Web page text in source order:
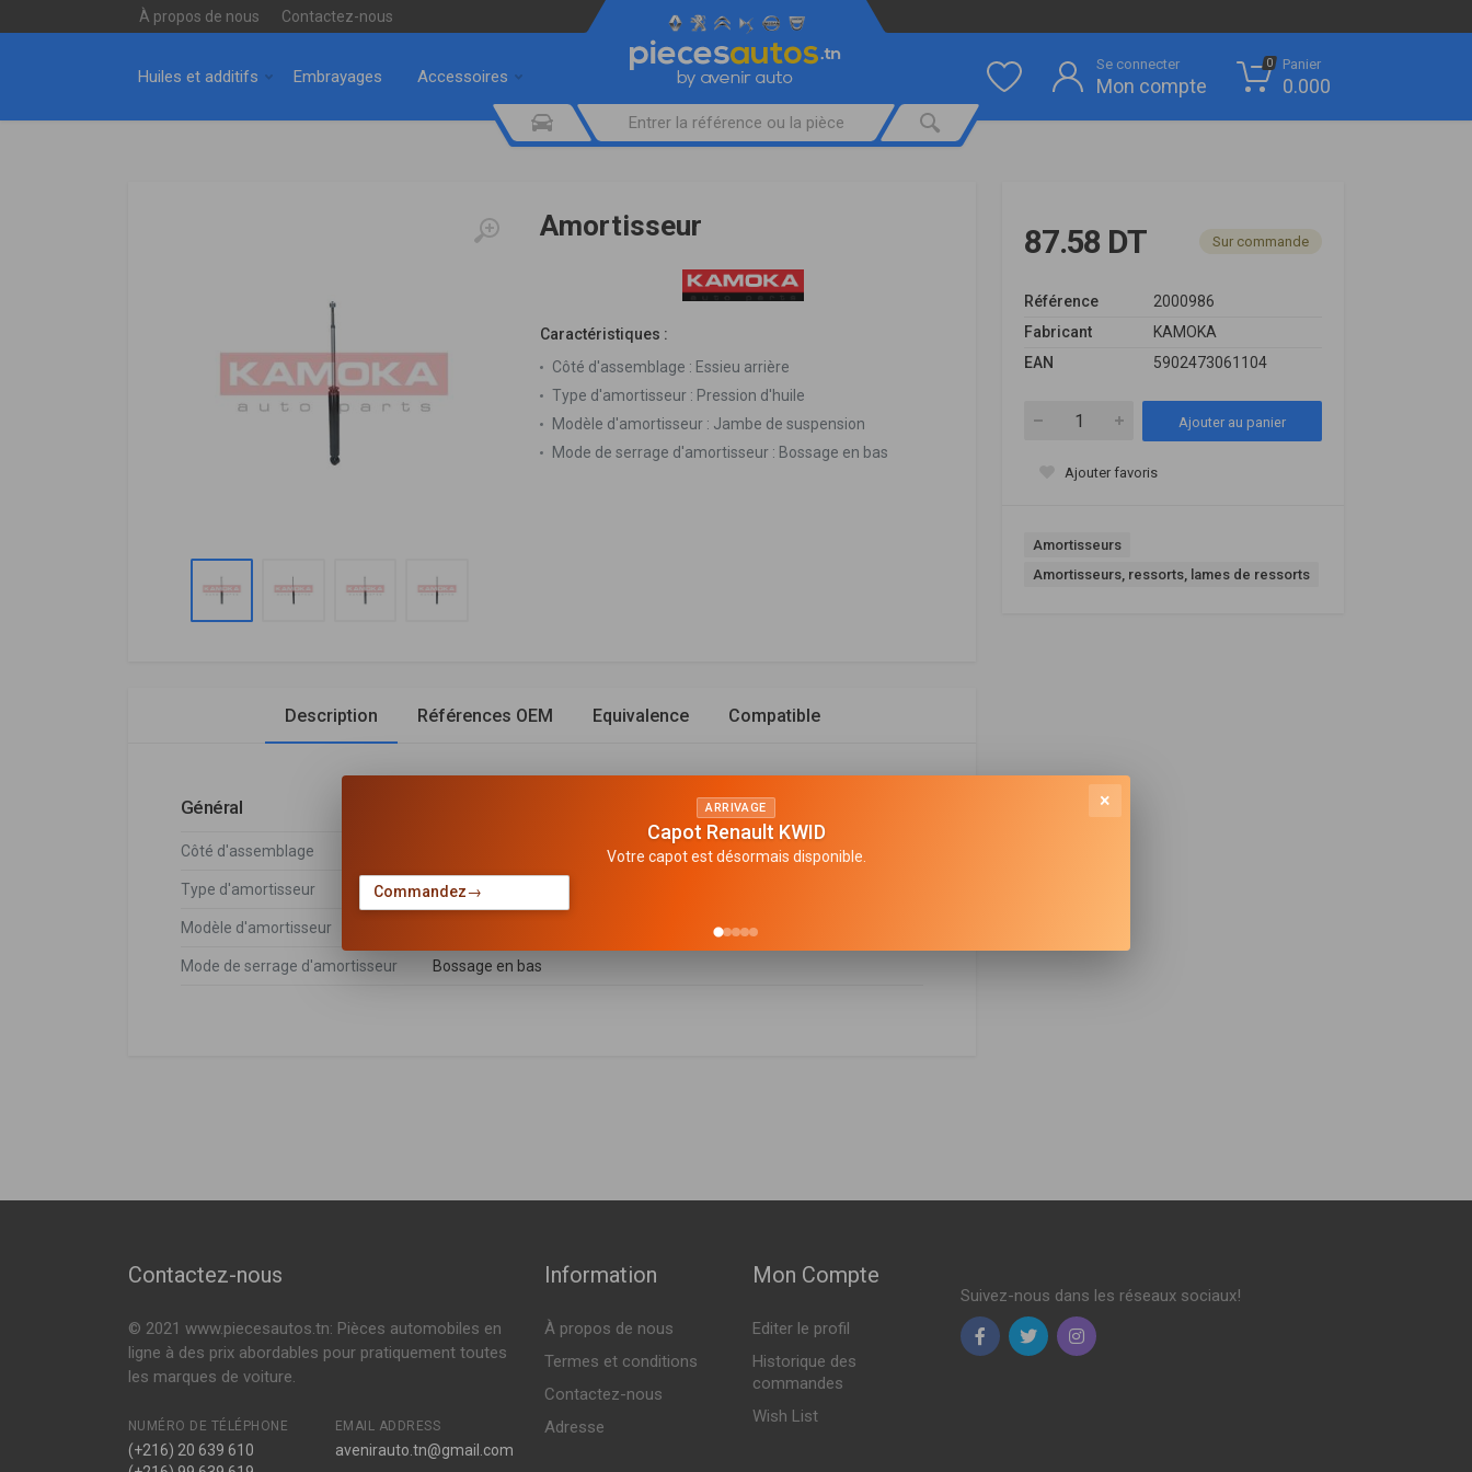
À propos de nous Contactez-nous
Huiles et additifs Embrayages Accessoires
Se connecter
Mon compte
0 Panier
0.000
Amortisseur
Caractéristiques :
Côté d'assemblage : Essieu arrière
Type d'amortisseur : Pression d'huile
Modèle d'amortisseur : Jambe de suspension
Mode de serrage d'amortisseur : Bossage en bas
87.58 DT Sur commande
Référence
2000986
Fabricant
KAMOKA
EAN
5902473061104
Ajouter au panier
Ajouter favoris
Amortisseurs
Amortisseurs, ressorts, lames de ressorts
Description Références OEM Equivalence Compatible
Général
Côté d'assemblage
Type d'amortisseur Pression d'huile
Modèle d'amortisseur
Mode de serrage d'amortisseur Bossage en bas
Amortisseur arriere
155192G
Amortisseur arriere
Amortisseur arriere
Contactez-nous
© 2021 www.piecesautos.tn: Pièces automobiles en
ligne à des prix abordables pour pratiquement toutes
les marques de voiture.
NUMÉRO DE TÉLÉPHONE
(+216) 20 639 610
EMAIL ADDRESS
avenirauto.tn@gmail.com
Information
À propos de nous
Termes et conditions
Contactez-nous
Adresse
Mon Compte
Editer le profil
Historique des
commandes
Wish List
Suivez-nous dans les réseaux sociaux!
×
ARRIVAGE
Capot Renault KWID
Votre capot est désormais disponible.
Commandez→